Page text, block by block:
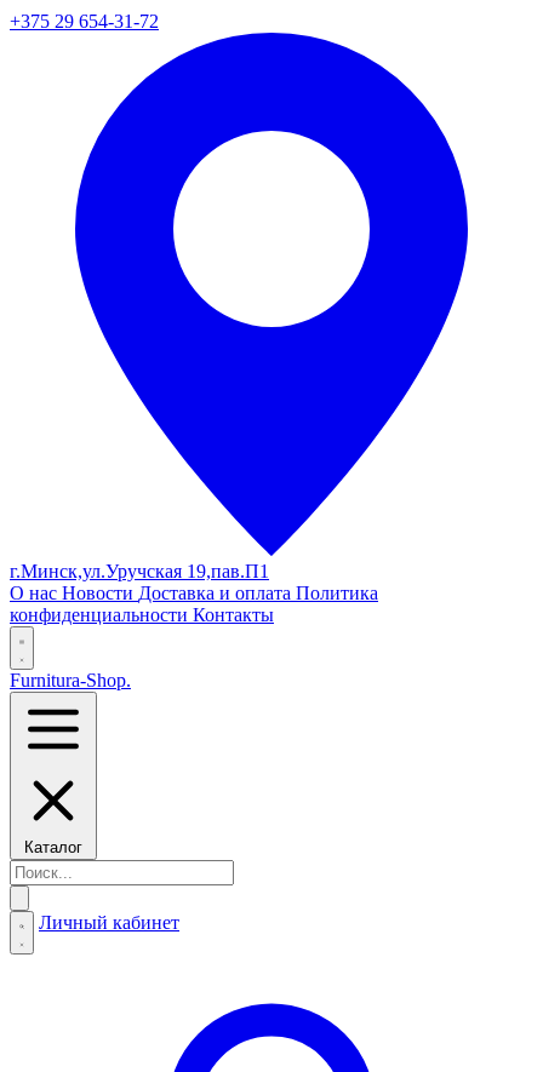
+375 29 654-31-72
г.Минск,ул.Уручская 19,пав.П1
О нас Новости Доставка и оплата Политика
конфиденциальности Контакты
Furnitura-Shop.
Каталог
Личный кабинет